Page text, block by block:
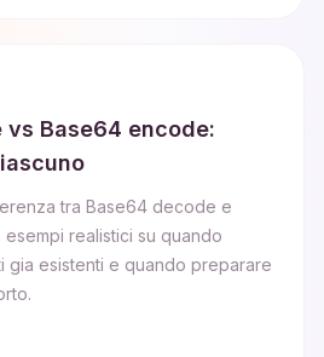
Base64 encode:
tra Base64 decode e
realistici su quando
gia esistenti e quando preparare